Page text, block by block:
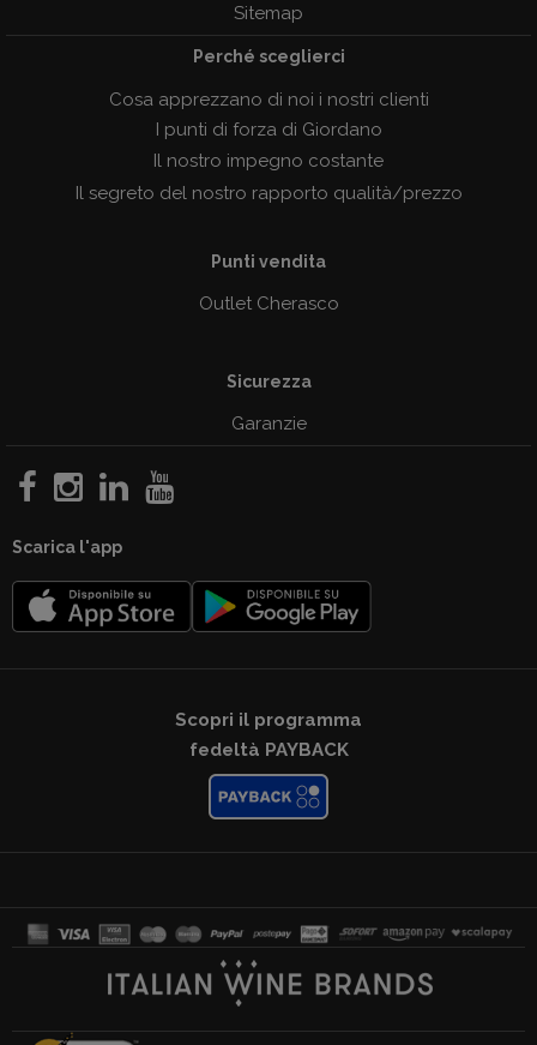
Sitemap
Perché sceglierci
Cosa apprezzano di noi i nostri clienti
I punti di forza di Giordano
Il nostro impegno costante
Il segreto del nostro rapporto qualità/prezzo
Punti vendita
Outlet Cherasco
Sicurezza
Garanzie
Scarica l'app
Scopri il programma
fedeltà PAYBACK